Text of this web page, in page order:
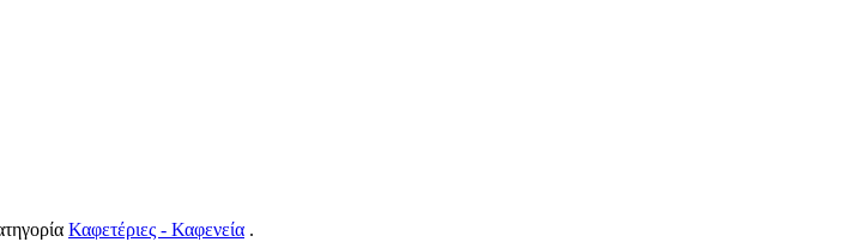
Καφετέριες - Καφενεία .